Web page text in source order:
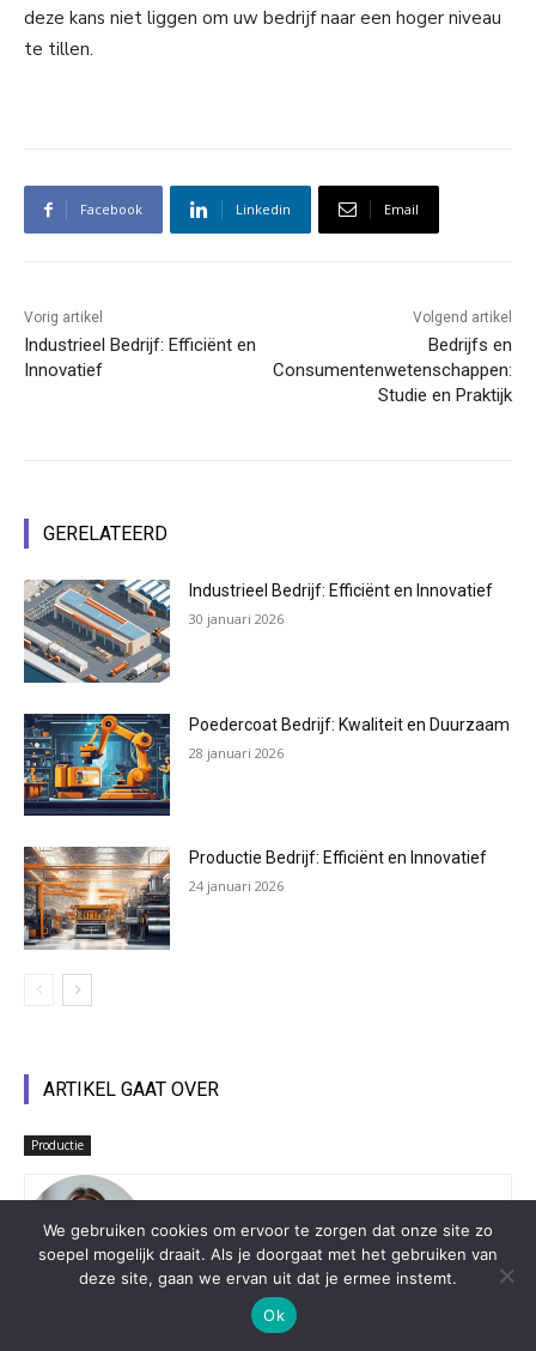
deze kans niet liggen om uw bedrijf naar een hoger niveau
te tillen.
Facebook Linkedin Email
Vorig artikel
Industrieel Bedrijf: Efficiënt en
Innovatief
Volgend artikel
Bedrijfs en
Consumentenwetenschappen:
Studie en Praktijk
GERELATEERD
Industrieel Bedrijf: Efficiënt en Innovatief
30 januari 2026
Poedercoat Bedrijf: Kwaliteit en Duurzaam
28 januari 2026
Productie Bedrijf: Efficiënt en Innovatief
24 januari 2026
ARTIKEL GAAT OVER
Productie
Team Regioinbedrijf.com
We gebruiken cookies om ervoor te zorgen dat onze site zo
soepel mogelijk draait. Als je doorgaat met het gebruiken van
deze site, gaan we ervan uit dat je ermee instemt.
Ok